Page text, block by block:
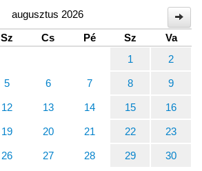
augusztus 2026
Sz Cs Pé Sz
Va
1
2
5 6 7 8 9
12 13 14 15 16
19 20 21 22 23
26 27 28 29 30